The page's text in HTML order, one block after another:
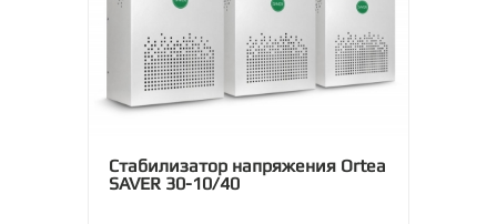
Стабилизатор напряжения Ortea
SAVER 30-10/40